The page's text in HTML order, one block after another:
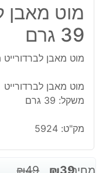
מוט מאבן
39 גרם
מוט מאבן לברדורייט
מוט מאבן לברדורייט
משקל: 39 גרם
מק"ט: 5924
מחיר: ₪49
המחיר
₪39
המחיר